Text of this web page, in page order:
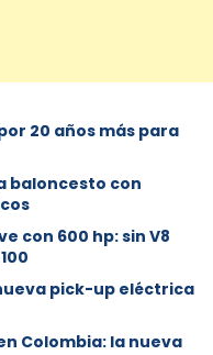
20 años más para
baloncesto con
con 600 hp: sin V8
pick-up eléctrica
Colombia: la nueva